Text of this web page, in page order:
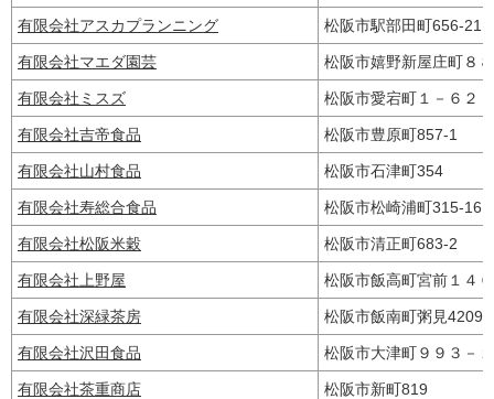
有限会社アスカプランニング 松阪市駅部田町656-
有限会社マエダ園芸 松阪市嬉野新屋庄町８
有限会社ミスズ 松阪市愛宕町１－６２
有限会社吉帝食品 松阪市豊原町857-1
有限会社山村食品 松阪市石津町354
有限会社寿総合食品 松阪市松崎浦町315-
有限会社松阪米穀 松阪市清正町683-2
有限会社上野屋 松阪市飯高町宮前１４
有限会社深緑茶房 松阪市飯南町粥見
有限会社沢田食品 松阪市大津町９９３－
有限会社茶重商店 松阪市新町819